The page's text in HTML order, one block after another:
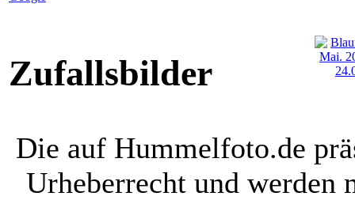
Zufallsbilder
Die auf Hummelfoto.de
Urheberrecht und werden